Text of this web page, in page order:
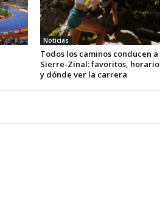
Noticias
Todos los caminos conducen a
Sierre-Zinal: favoritos, horario
y dónde ver la carrera